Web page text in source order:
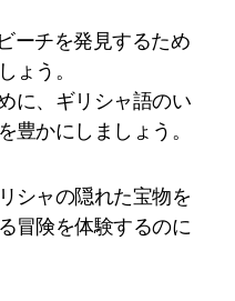
ーチを発見するため
ょう。
に、ギリシャ語のい
豊かにしましょう。
シャの隠れた宝物を
冒険を体験するのに